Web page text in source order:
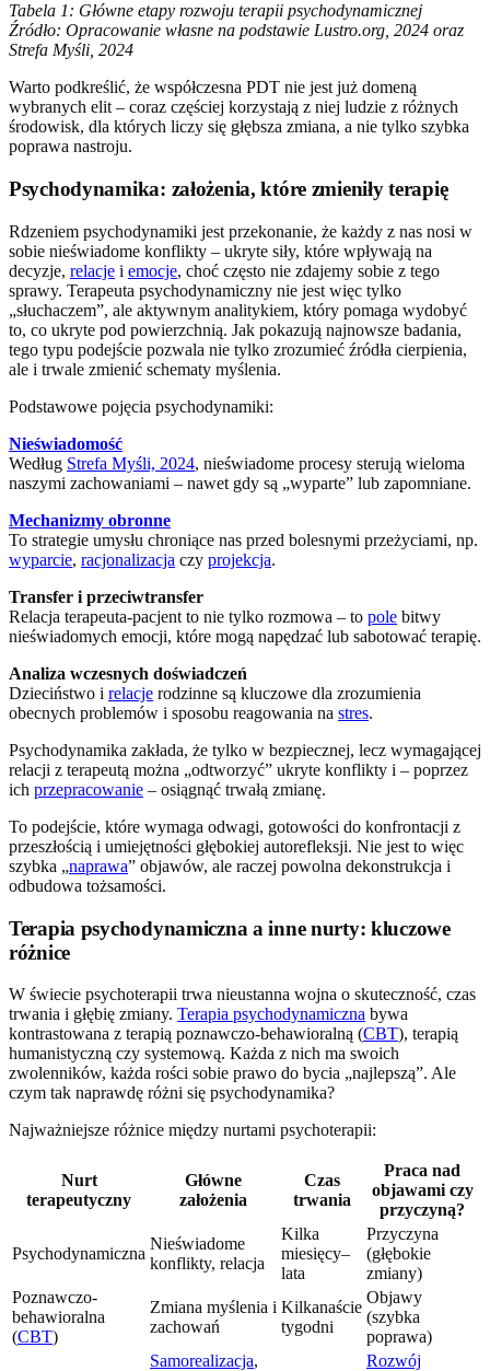
Tabela 1: Główne etapy rozwoju terapii psychodynamicznej
Źródło: Opracowanie własne na podstawie Lustro.org, 2024 oraz
Strefa Myśli, 2024
Warto podkreślić, że współczesna PDT nie jest już domeną
wybranych elit – coraz częściej korzystają z niej ludzie z różnych
środowisk, dla których liczy się głębsza zmiana, a nie tylko szybka
poprawa nastroju.
Psychodynamika: założenia, które zmieniły terapię
Rdzeniem psychodynamiki jest przekonanie, że każdy z nas nosi w
sobie nieświadome konflikty – ukryte siły, które wpływają na
decyzje, relacje i emocje, choć często nie zdajemy sobie z tego
sprawy. Terapeuta psychodynamiczny nie jest więc tylko
„słuchaczem”, ale aktywnym analitykiem, który pomaga wydobyć
to, co ukryte pod powierzchnią. Jak pokazują najnowsze badania,
tego typu podejście pozwala nie tylko zrozumieć źródła cierpienia,
ale i trwale zmienić schematy myślenia.
Podstawowe pojęcia psychodynamiki:
Nieświadomość
Według Strefa Myśli, 2024, nieświadome procesy sterują wieloma
naszymi zachowaniami – nawet gdy są „wyparte” lub zapomniane.
Mechanizmy obronne
To strategie umysłu chroniące nas przed bolesnymi przeżyciami, np.
wyparcie, racjonalizacja czy projekcja.
Transfer i przeciwtransfer
Relacja terapeuta-pacjent to nie tylko rozmowa – to pole bitwy
nieświadomych emocji, które mogą napędzać lub sabotować terapię.
Analiza wczesnych doświadczeń
Dzieciństwo i relacje rodzinne są kluczowe dla zrozumienia
obecnych problemów i sposobu reagowania na stres.
Psychodynamika zakłada, że tylko w bezpiecznej, lecz wymagającej
relacji z terapeutą można „odtworzyć” ukryte konflikty i – poprzez
ich przepracowanie – osiągnąć trwałą zmianę.
To podejście, które wymaga odwagi, gotowości do konfrontacji z
przeszłością i umiejętności głębokiej autorefleksji. Nie jest to więc
szybka „naprawa” objawów, ale raczej powolna dekonstrukcja i
odbudowa tożsamości.
Terapia psychodynamiczna a inne nurty: kluczowe
różnice
W świecie psychoterapii trwa nieustanna wojna o skuteczność, czas
trwania i głębię zmiany. Terapia psychodynamiczna bywa
kontrastowana z terapią poznawczo-behawioralną (CBT), terapią
humanistyczną czy systemową. Każda z nich ma swoich
zwolenników, każda rości sobie prawo do bycia „najlepszą”. Ale
czym tak naprawdę różni się psychodynamika?
Najważniejsze różnice między nurtami psychoterapii:
Nurt
terapeutyczny
Główne
założenia
Czas
trwania
Praca nad
objawami czy
przyczyną?
Psychodynamiczna
Nieświadome
konflikty, relacja
Kilka
miesięcy–
lata
Przyczyna
(głębokie
zmiany)
Poznawczo-
behawioralna
(CBT)
Zmiana myślenia i
zachowań
Kilkanaście
tygodni
Objawy
(szybka
poprawa)
Samorealizacja, Rozwój